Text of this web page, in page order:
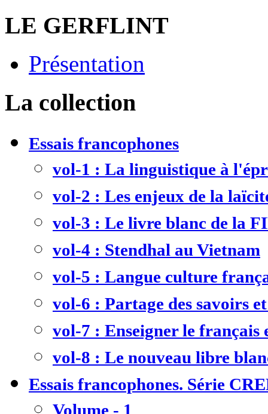
LE GERFLINT
Présentation
La collection
Essais francophones
vol-1 : La linguistique à
vol-2 : Les enjeux de la
vol-3 : Le livre blanc de la
vol-4 : Stendhal au Vietnam
vol-5 : Langue culture
vol-6 : Partage des savoirs
vol-7 : Enseigner le
vol-8 : Le nouveau libre
Essais francophones. Série
Volume - 1